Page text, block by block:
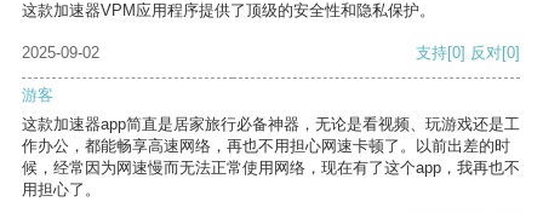
这款加速器VPM应用程序提供了顶级的安全性和隐私保护。
2025-09-02 支持[0] 反对[0]
游客
这款加速器app简直是居家旅行必备神器，无论是看视频、玩游戏还是工
作办公，都能畅享高速网络，再也不用担心网速卡顿了。以前出差的时
候，经常因为网速慢而无法正常使用网络，现在有了这个app，我再也不
用担心了。